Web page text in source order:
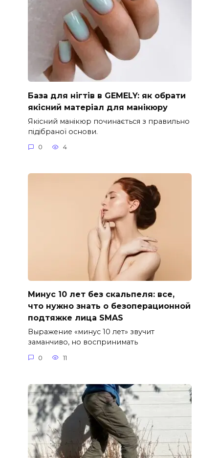
База для нігтів в GEMELY: як обрати
якісний матеріал для манікюру
Якісний манікюр починається з правильно
підібраної основи.
0 4
Минус 10 лет без скальпеля: все,
что нужно знать о безоперационной
подтяжке лица SMAS
Выражение «минус 10 лет» звучит
заманчиво, но воспринимать
0 11